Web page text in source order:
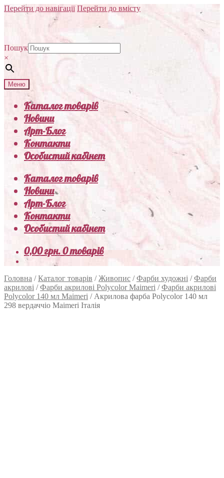
Перейти до навігації Перейти до вмісту
Пошук
×
Меню
Каталог товарів
Новини
Арт-Блог
Контакти
Особистий кабінет
Каталог товарів
Новини
Арт-Блог
Контакти
Особистий кабінет
0,00грн.0 товарів
Головна /Каталог товарів /Живопис /Фарби художні /Фарби
акрилові /Фарби акрилові Polycolor Maimeri /Фарби акрилові
Polycolor 140 мл Maimeri / Акрилова фарба Polycolor 140 мл
298 вердаччіо Maimeri Італія